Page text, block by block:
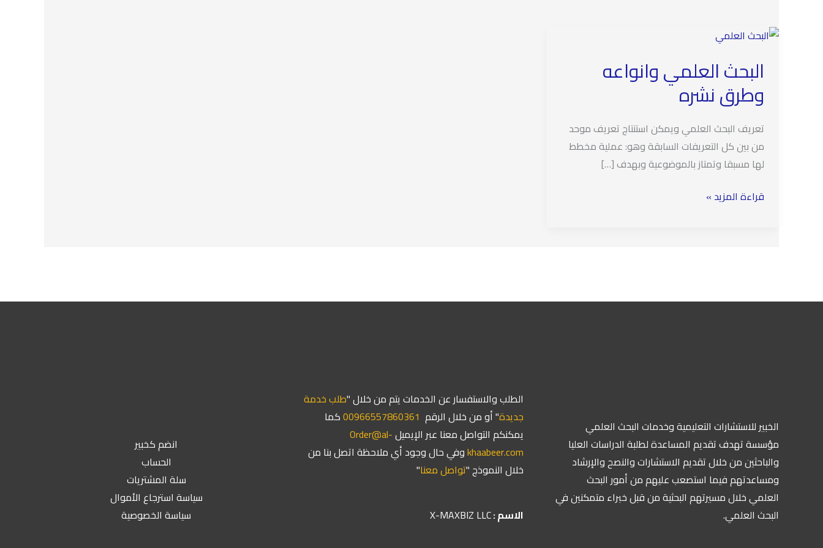
البحث العلمي وانواعه
وطرق نشره
تعريف البحث العلمي ويمكن استنتاج تعريف موحد
من بين كل التعريفات السابقة وهو: عملية مخطط
لها مسبقا وتمتاز بالموضوعية وبهدف […]
البحث
قراءة المزيد »
الخبير للاستشارات التعليمية وخدمات البحث العلمي
مؤسسة تهدف تقديم المساعدة لطلبة الدراسات العليا
والباحثين من خلال تقديم الاستشارات والنصح والإرشاد
ومساعدتهم فيما استصعب عليهم من أمور البحث
العلمي خلال مسيرتهم البحثية من قبل خبراء متمكنين في
البحث العلمي.
الطلب والاستفسار عن الخدمات يتم من خلال "طلب خدمة
جديدة" أو من خلال الرقم 966557860361⁩00 كما
يمكنكم التواصل معنا عبر الإيميلOrder@al-
khaabeer.comوفي حال وجود أي ملاحظة اتصل بنا من
خلال النموذج "تواصل معنا"
الاسم :X-MAXBIZ LLC
انضم كخبير
الحساب
سلة المشتريات
سياسة استرجاع الأموال
سياسة الخصوصية